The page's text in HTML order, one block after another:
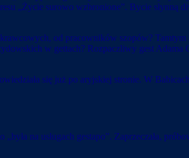
„Życie surowo wzbronione”. Bycie słynną
od pracowników szopów?
w gettach? Rozpaczliwy gest Adama
się już po aryjskiej stronie. W
na usługach gestapo”. Zaprzeczała,